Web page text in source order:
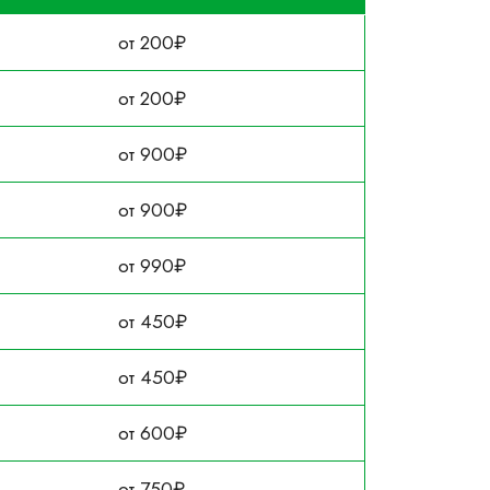
от 200₽
от 200₽
от 900₽
от 900₽
от 990₽
от 450₽
от 450₽
от 600₽